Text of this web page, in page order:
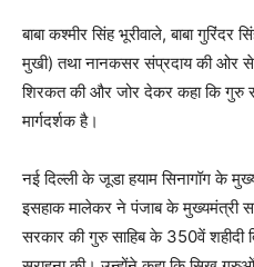
बाबा कश्मीर सिंह भूरीवाले, बाबा गुरिंदर
मुखी) तथा नानकसर संप्रदाय की ओर से
शिरकत की और जोर देकर कहा कि गुरु
मार्गदर्शक है।
नई दिल्ली के जूडा हयाम सिनागॉग के
इसहाक मालेकर ने पंजाब के मुख्यमंत्री
सरकार की गुरु साहिब के 350वें शहीदी